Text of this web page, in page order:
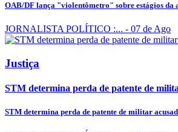
OAB/DF lança "violentômetro" sobre estágios da
JORNALISTA POLÍTICO :... - 07 de Ago
Justiça
STM determina perda de patente de
STM determina perda de patente de militar